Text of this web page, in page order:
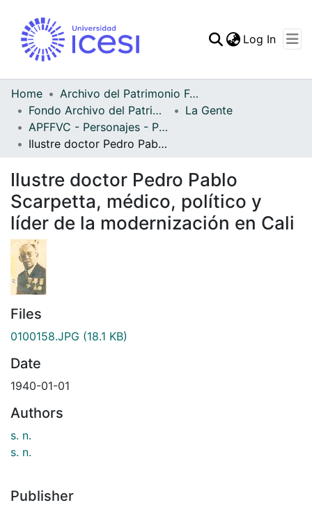
Statistics
Log In
Home
Archivo del Patrimonio Fotográfico y Fílmico del Valle del Cauca
Fondo Archivo del Patrimonio Fotográfico y Fílmico del Valle del Cauca
La Gente
APFFVC - Personajes - Patrimonial
Ilustre doctor Pedro Pablo Scarpetta, médico, político y líder de la modernización en Cali
Ilustre doctor Pedro Pablo
Scarpetta, médico, político y
líder de la modernización en Cali
Files
0100158.JPG (18.1 KB)
Date
1940-01-01
Authors
s. n.
s. n.
Publisher